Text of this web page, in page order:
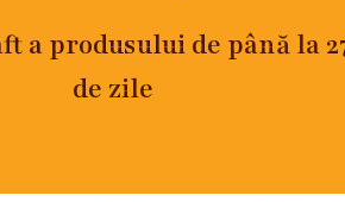
a produsului de până la
de zile